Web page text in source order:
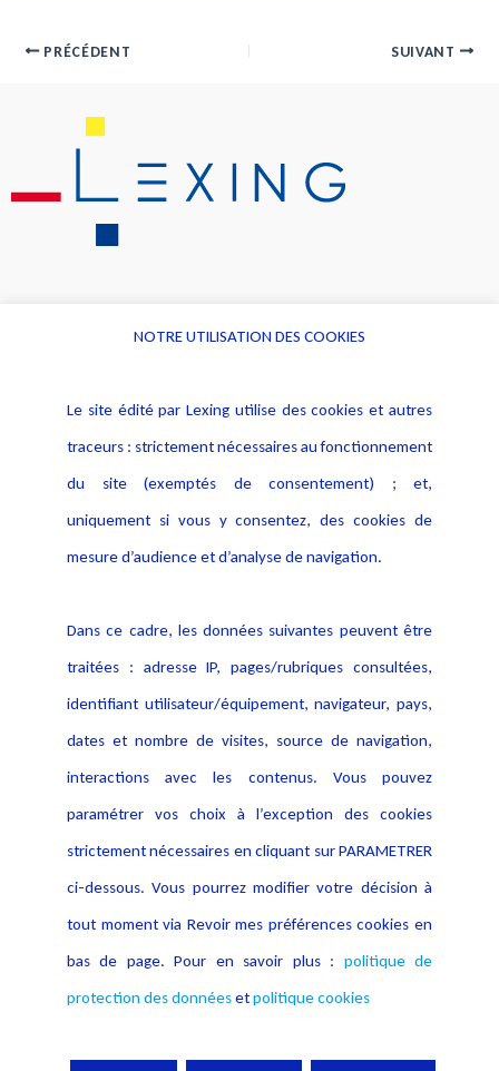
PRÉCÉDENT SUIVANT
Alerte professionnelle
Déclaration d'accessibilité
Notice Légale
Politique de protection des
données
Publications
NOTRE UTILISATION DES COOKIES
Le site édité par Lexing utilise des cookies et autres
traceurs : strictement nécessaires au fonctionnement
du site (exemptés de consentement) ; et,
uniquement si vous y consentez, des cookies de
mesure d’audience et d’analyse de navigation.
Dans ce cadre, les données suivantes peuvent être
traitées : adresse IP, pages/rubriques consultées,
identifiant utilisateur/équipement, navigateur, pays,
dates et nombre de visites, source de navigation,
interactions avec les contenus. Vous pouvez
paramétrer vos choix à l’exception des cookies
strictement nécessaires en cliquant sur PARAMETRER
ci-dessous. Vous pourrez modifier votre décision à
tout moment via Revoir mes préférences cookies en
bas de page. Pour en savoir plus : politique de
protection des donnéesetpolitique cookies